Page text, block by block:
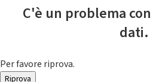
C'è un problema
dati.
Per favore riprova.
Riprova